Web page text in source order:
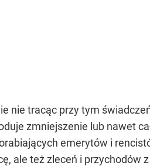
nie tracąc przy tym
zmniejszenie lub nawet
emerytów i
ale też zleceń i przychodów z